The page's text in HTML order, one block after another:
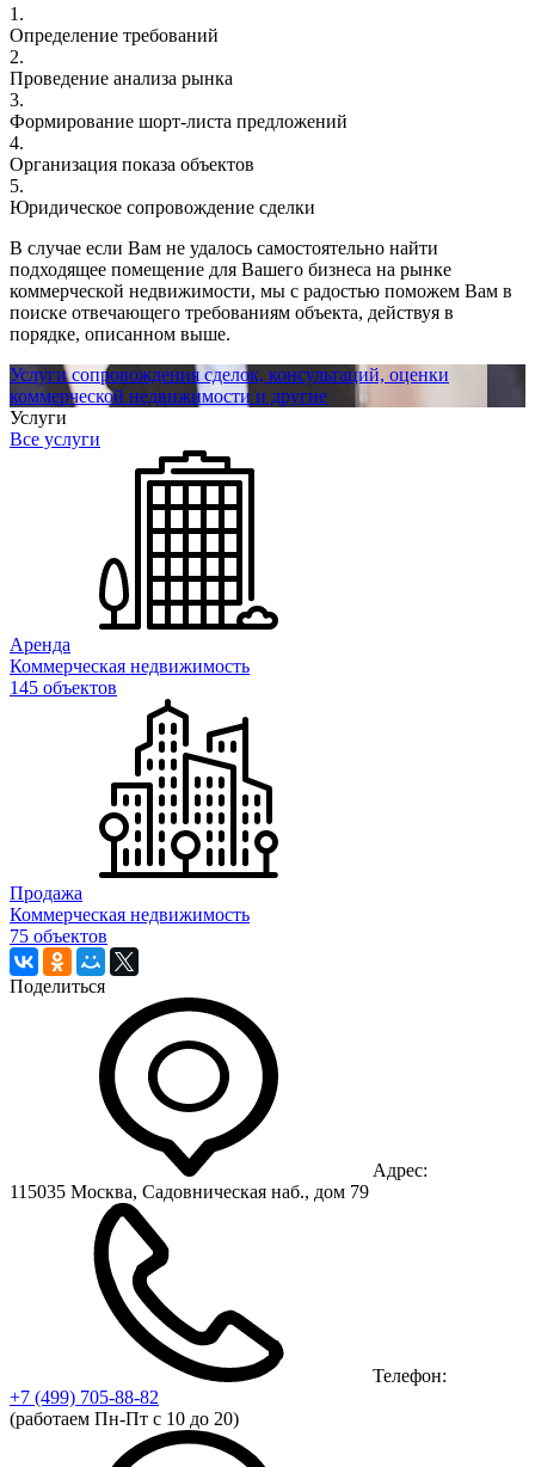
1.
Определение требований
2.
Проведение анализа рынка
3.
Формирование шорт-листа предложений
4.
Организация показа объектов
5.
Юридическое сопровождение сделки
В случае если Вам не удалось самостоятельно найти
подходящее помещение для Вашего бизнеса на рынке
коммерческой недвижимости, мы с радостью поможем Вам в
поиске отвечающего требованиям объекта, действуя в
порядке, описанном выше.
Услуги сопровождения сделок, консультаций, оценки
коммерческой недвижимости и другие
Услуги
Все услуги
Аренда
Коммерческая недвижимость
145 объектов
Продажа
Коммерческая недвижимость
75 объектов
Поделиться
Адрес:
115035 Москва, Садовническая наб., дом 79
Телефон:
+7 (499) 705-88-82
(работаем Пн-Пт с 10 до 20)